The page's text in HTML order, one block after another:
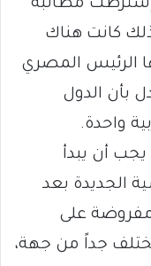
إشترطت مطالبة
ذلك كانت هناك
الرئيس المصري
بأن الدول
واحدة.
أن يبدأ
الجديدة بعد
مفروضة على
جداً من جهة،